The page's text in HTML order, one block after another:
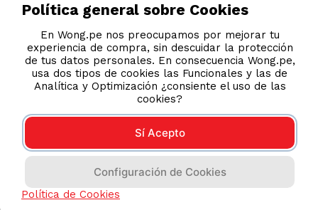
Compras 100% seguras
Esta tienda usa Niubiz para realizar transacciones
Política general sobre Cookies
En Wong.pe nos preocupamos por mejorar tu
experiencia de compra, sin descuidar la protección
de tus datos personales. En consecuencia Wong.pe,
usa dos tipos de cookies las Funcionales y las de
Analítica y Optimización ¿consiente el uso de las
cookies?
Sí Acepto
Configuración de Cookies
Política de Cookies